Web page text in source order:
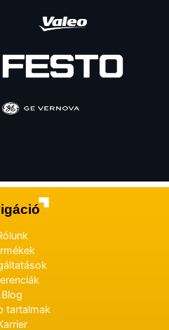
Blog
tartalmak